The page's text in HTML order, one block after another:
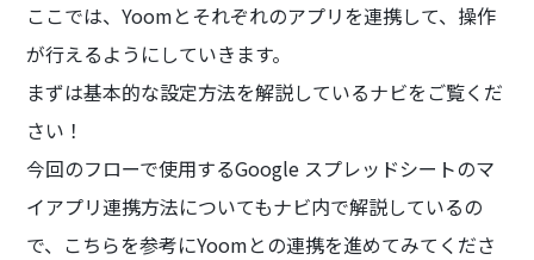
ここでは、Yoomとそれぞれのアプリを連携して、操作
が行えるようにしていきます。
まずは基本的な設定方法を解説しているナビをご覧くだ
さい！
今回のフローで使用するGoogle スプレッドシートのマ
イアプリ連携方法についてもナビ内で解説しているの
で、こちらを参考にYoomとの連携を進めてみてくださ